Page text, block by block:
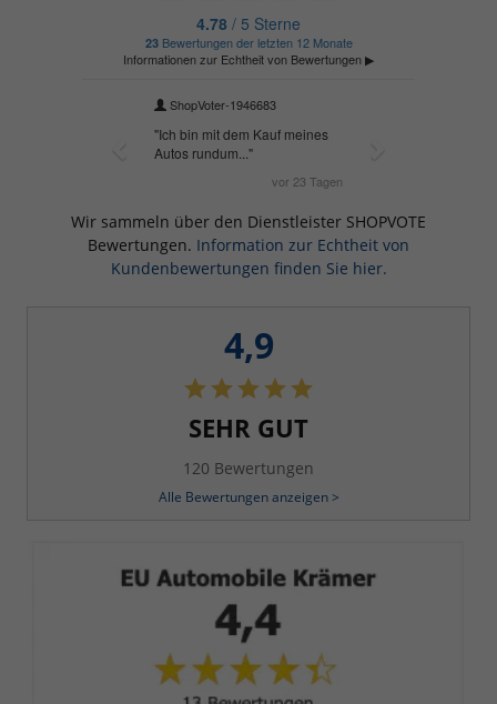
Wir sammeln über den Dienstleister SHOPVOTE
Bewertungen. Information zur Echtheit von
Kundenbewertungen finden Sie hier.
4,9
SEHR GUT
120 Bewertungen
Alle Bewertungen anzeigen >